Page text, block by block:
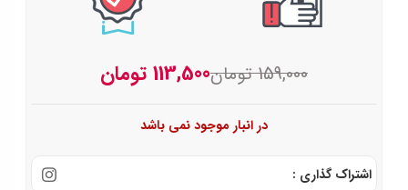
159,000 تومان113,500 تومان
در انبار موجود نمی باشد
اشتراک گذاری :